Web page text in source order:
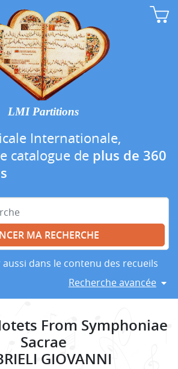
LMI Partitions
Internationale,
catalogue de plus de 360
aussi dans le contenu des recueils
Recherche avancée
From Symphoniae
Sacrae
GIOVANNI